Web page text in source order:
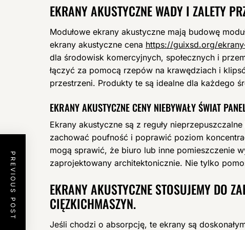
EKRANY AKUSTYCZNE WADY I ZALETY
Modułowe ekrany akustyczne mają budowę
ekrany akustyczne cena https://guixsd.org/
dla środowisk komercyjnych, społecznych i
łączyć za pomocą rzepów na krawędziach i
przestrzeni. Produkty te są idealne dla każdego
EKRANY AKUSTYCZNE CENY NIEBYWAŁY ŚWIAT
Ekrany akustyczne są z reguły
zachować poufność i poprawić poziom
mogą sprawić, że biuro lub inne pomieszczenie
zaprojektowany architektonicznie. Nie tylko
EKRANY AKUSTYCZNE STOSUJEMY DO
CIĘZKICHMASZYN.
Jeśli chodzi o absorpcję, te ekrany są
PREVIOUS POST